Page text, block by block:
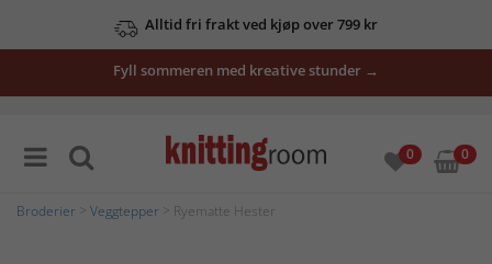
Alltid fri frakt ved kjøp over 799 kr
Fyll sommeren med kreative stunder →
0 0
Broderier Veggtepper > Ryematte Hester